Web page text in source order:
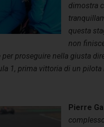
dimostra
questa
non
per proseguire nella giusta
1, prima vittoria di un
Pierre